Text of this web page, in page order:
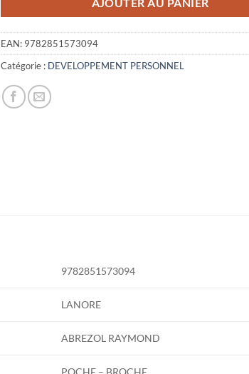
AJOUTER AU PANIER
EAN: 9782851573094
Catégorie : DEVELOPPEMENT PERSONNEL
9782851573094
LANORE
ABREZOL RAYMOND
POCHE – BROCHE